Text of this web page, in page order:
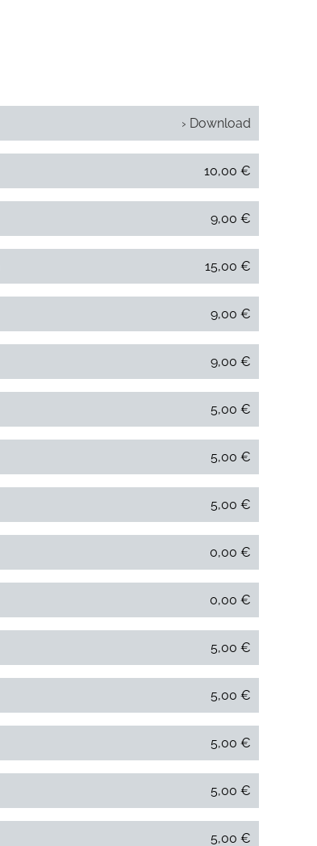
› Download
10,00 €
9,00 €
15,00 €
9,00 €
9,00 €
5,00 €
5,00 €
5,00 €
0,00 €
0,00 €
5,00 €
5,00 €
5,00 €
5,00 €
5,00 €